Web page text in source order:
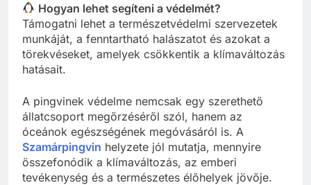
Hogyan lehet segíteni a védelmét?
Támogatni lehet a természetvédelmi szervezetek
munkáját, a fenntartható halászatot és azokat a
törekvéseket, amelyek csökkentik a klímaváltozás
hatásait.
A pingvinek védelme nemcsak egy szerethető
állatcsoport megőrzéséről szól, hanem az
óceánok egészségének megóvásáról is. A
Szamárpingvin helyzete jól mutatja, mennyire
összefonódik a klímaváltozás, az emberi
tevékenység és a természetes élőhelyek jövője.